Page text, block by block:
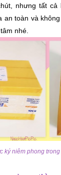
nhưng tất
an toàn và
nhé.
ký niêm phong